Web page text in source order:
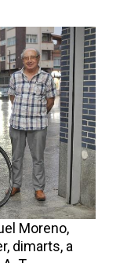
Moreno,
dimarts, a